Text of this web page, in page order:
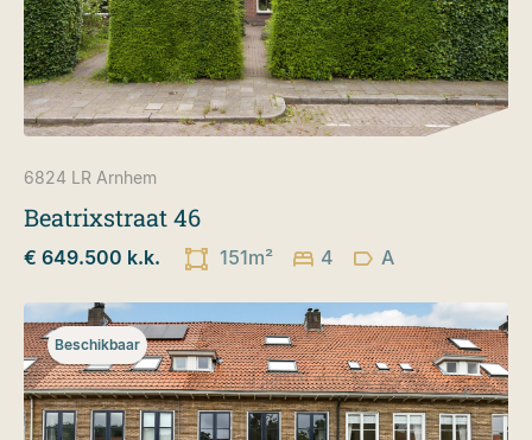
6824 LR Arnhem
Beatrixstraat 46
€ 649.500 k.k. 151m² 4 A
Beschikbaar